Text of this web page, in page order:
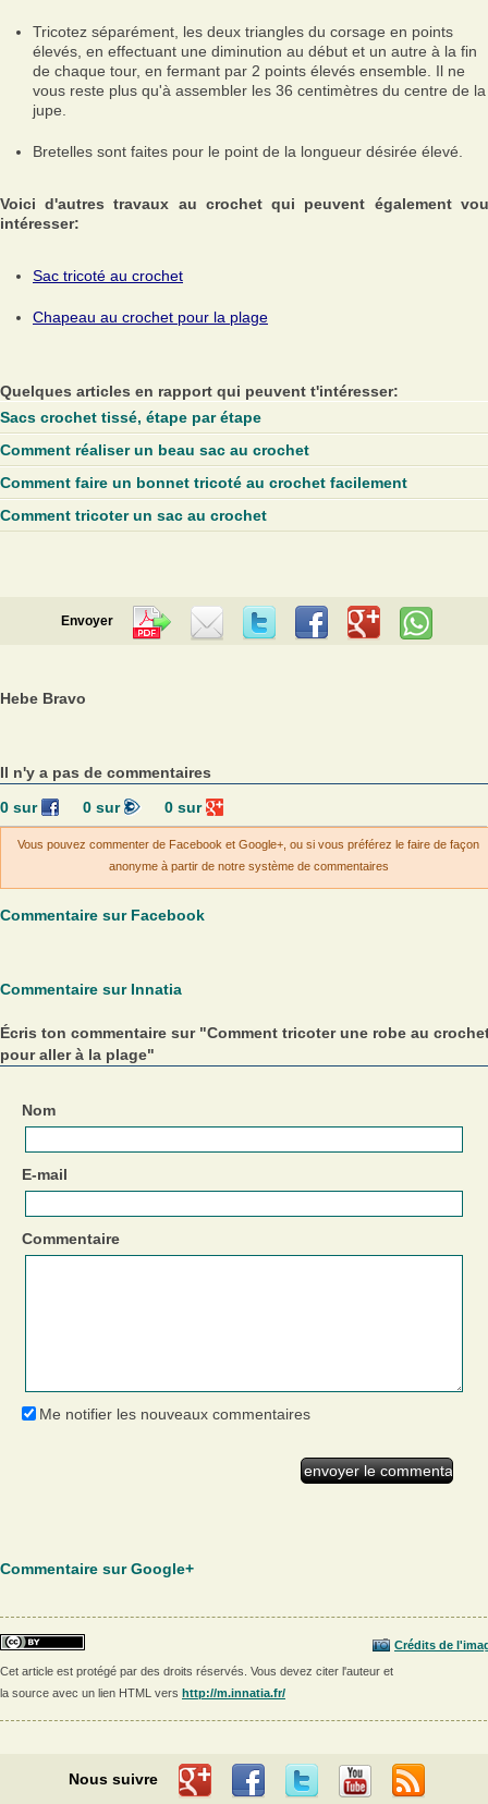
Tricotez séparément, les deux triangles du corsage en points
élevés, en effectuant une diminution au début et un autre à la fin
de chaque tour, en fermant par 2 points élevés ensemble. Il ne
vous reste plus qu'à assembler les 36 centimètres du centre de la
jupe.
Bretelles sont faites pour le point de la longueur désirée élevé.
Voici d'autres travaux au crochet qui peuvent également
intéresser:
Sac tricoté au crochet
Chapeau au crochet pour la plage
Quelques articles en rapport qui peuvent t'intéresser:
Sacs crochet tissé, étape par étape
Comment réaliser un beau sac au crochet
Comment faire un bonnet tricoté au crochet facilement
Comment tricoter un sac au crochet
Envoyer
Hebe Bravo
Il n'y a pas de commentaires
0sur 0sur 0 sur
Vous pouvez commenter de Facebook et Google+, ou si vous préférez le faire de façon
anonyme à partir de notre système de commentaires
Commentaire sur Facebook
Commentaire sur Innatia
Écris ton commentaire sur "Comment tricoter une robe au
pour aller à la plage"
Nom
E-mail
Commentaire
Me notifier les nouveaux commentaires
Commentaire sur Google+
Crédits de
Cet article est protégé par des droits réservés. Vous devez citer l'auteur et
la source avec un lien HTML vers http://m.innatia.fr/
Nous suivre